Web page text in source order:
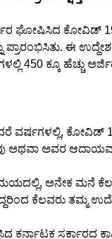
ಘೋಷಿಸಿದ ಕೋವಿಡ್
ಪ್ರಾರಂಭಿಸಿತು. ಈ
450 ಕ್ಕೂ ಹೆಚ್ಚು
ವರ್ಷಗಳಲ್ಲಿ, ಕೋವಿಡ್
ಅಥವಾ ಅವರ
ಅನೇಕ ಮನೆ
ಕೆಲವರು ತಮ್ಮ
ಕರ್ನಾಟಕ